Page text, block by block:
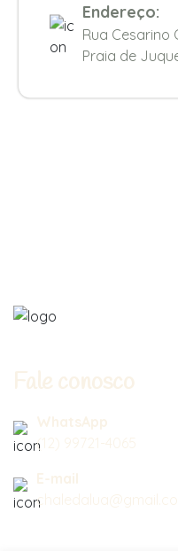
Endereço:
Rua Cesarino
Praia de
Fale conosco
WhatsApp
(12) 99721-4065
E-mail